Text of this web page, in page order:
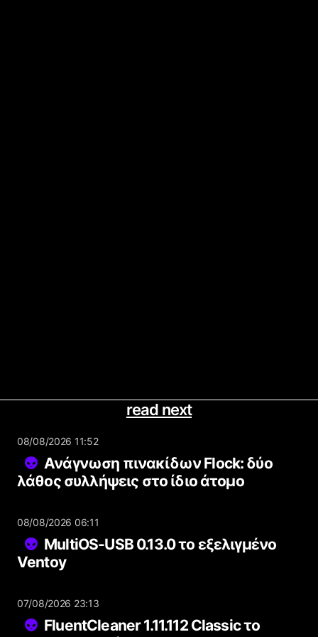
read next
08/08/2026 11:52
Ανάγνωση πινακίδων Flock: δύο
λάθος συλλήψεις στο ίδιο άτομο
08/08/2026 06:11
MultiOS-USB 0.13.0 το εξελιγμένο
Ventoy
07/08/2026 23:13
FluentCleaner 1.11.112 Classic το